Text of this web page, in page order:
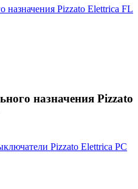
назначения Pizzato